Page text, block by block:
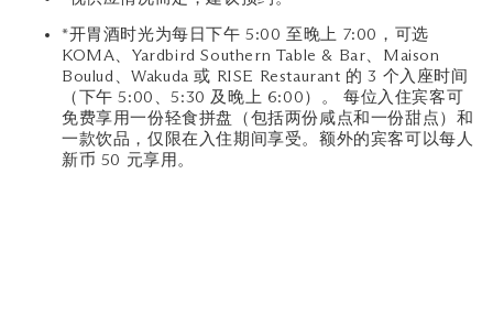
*开胃酒时光为每日下午 5:00 至晚上 7:00，可选
KOMA、Yardbird Southern Table & Bar、Maison
Boulud、Wakuda 或 RISE Restaurant 的 3 个入座时间
（下午 5:00、5:30 及晚上 6:00）。 每位入住宾客可
免费享用一份轻食拼盘（包括两份咸点和一份甜点）和
一款饮品，仅限在入住期间享受。额外的宾客可以每人
新币 50 元享用。